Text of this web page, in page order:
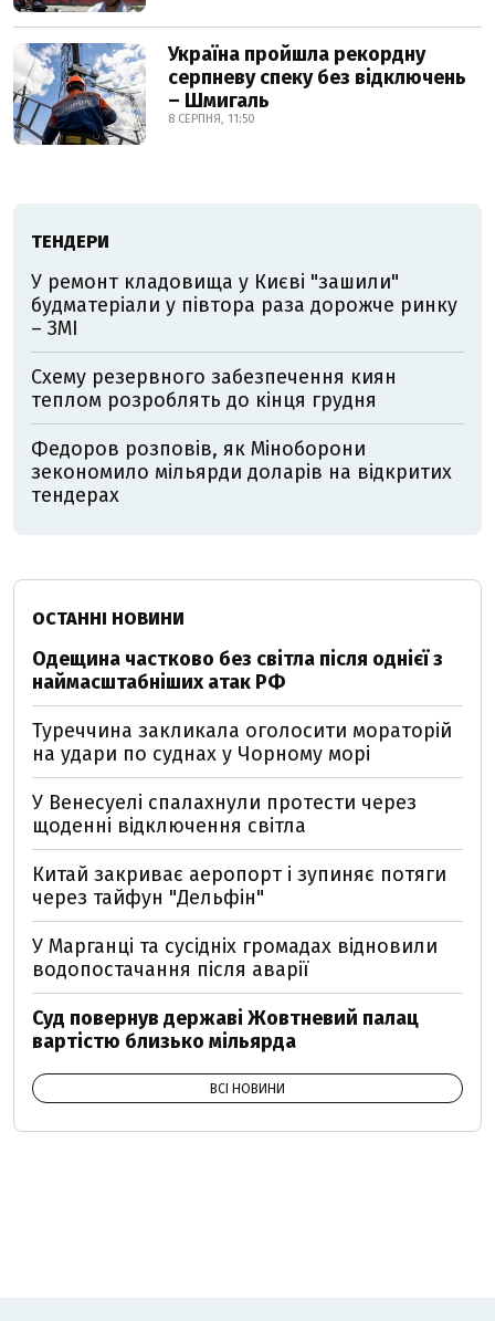
Україна пройшла рекордну
серпневу спеку без відключень
– Шмигаль
8 СЕРПНЯ, 11:50
ТЕНДЕРИ
У ремонт кладовища у Києві "зашили"
будматеріали у півтора раза дорожче ринку
– ЗМІ
Схему резервного забезпечення киян
теплом розроблять до кінця грудня
Федоров розповів, як Міноборони
зекономило мільярди доларів на відкритих
тендерах
ОСТАННІ НОВИНИ
Одещина частково без світла після однієї з
наймасштабніших атак РФ
Туреччина закликала оголосити мораторій
на удари по суднах у Чорному морі
У Венесуелі спалахнули протести через
щоденні відключення світла
Китай закриває аеропорт і зупиняє потяги
через тайфун "Дельфін"
У Марганці та сусідніх громадах відновили
водопостачання після аварії
Суд повернув державі Жовтневий палац
вартістю близько мільярда
ВСІ НОВИНИ